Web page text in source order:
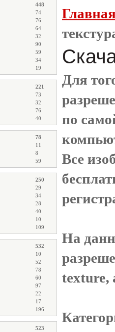
448
74
76
64
32
90
59
34
19
221
73
32
76
40
78
11
8
59
250
29
34
28
40
10
109
532
10
52
78
60
97
22
17
196
523
Для
по
Все
На
texture,